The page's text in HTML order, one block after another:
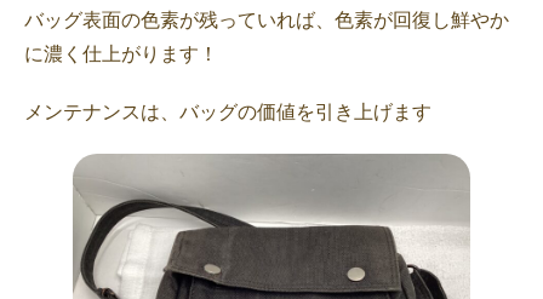
バッグ表面の色素が残っていれば、色素が回復し鮮やか
に濃く仕上がります！
メンテナンスは、バッグの価値を引き上げます